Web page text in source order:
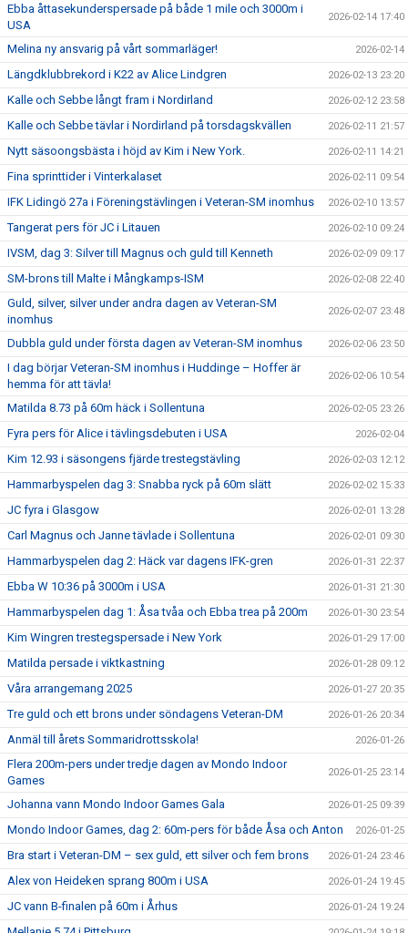
Ebba åttasekunderspersade på både 1 mile och 3000m i
USA
2026-02-14 17:40
Melina ny ansvarig på vårt sommarläger! 2026-02-14
Längdklubbrekord i K22 av Alice Lindgren 2026-02-13 23:20
Kalle och Sebbe långt fram i Nordirland 2026-02-12 23:58
Kalle och Sebbe tävlar i Nordirland på torsdagskvällen 2026-02-11 21:57
Nytt säsoongsbästa i höjd av Kim i New York. 2026-02-11 14:21
Fina sprinttider i Vinterkalaset 2026-02-11 09:54
IFK Lidingö 27a i Föreningstävlingen i Veteran-SM inomhus 2026-02-10 13:57
Tangerat pers för JC i Litauen 2026-02-10 09:24
IVSM, dag 3: Silver till Magnus och guld till Kenneth 2026-02-09 09:17
SM-brons till Malte i Mångkamps-ISM 2026-02-08 22:40
Guld, silver, silver under andra dagen av Veteran-SM
inomhus
2026-02-07 23:48
Dubbla guld under första dagen av Veteran-SM inomhus 2026-02-06 23:50
I dag börjar Veteran-SM inomhus i Huddinge – Hoffer är
hemma för att tävla!
2026-02-06 10:54
Matilda 8.73 på 60m häck i Sollentuna 2026-02-05 23:26
Fyra pers för Alice i tävlingsdebuten i USA 2026-02-04
Kim 12.93 i säsongens fjärde trestegstävling 2026-02-03 12:12
Hammarbyspelen dag 3: Snabba ryck på 60m slätt 2026-02-02 15:33
JC fyra i Glasgow 2026-02-01 13:28
Carl Magnus och Janne tävlade i Sollentuna 2026-02-01 09:30
Hammarbyspelen dag 2: Häck var dagens IFK-gren 2026-01-31 22:37
Ebba W 10:36 på 3000m i USA 2026-01-31 21:30
Hammarbyspelen dag 1: Åsa tvåa och Ebba trea på 200m 2026-01-30 23:54
Kim Wingren trestegspersade i New York 2026-01-29 17:00
Matilda persade i viktkastning 2026-01-28 09:12
Våra arrangemang 2025 2026-01-27 20:35
Tre guld och ett brons under söndagens Veteran-DM 2026-01-26 20:34
Anmäl till årets Sommaridrottsskola! 2026-01-26
Flera 200m-pers under tredje dagen av Mondo Indoor
Games
2026-01-25 23:14
Johanna vann Mondo Indoor Games Gala 2026-01-25 09:39
Mondo Indoor Games, dag 2: 60m-pers för både Åsa och Anton 2026-01-25
Bra start i Veteran-DM – sex guld, ett silver och fem brons 2026-01-24 23:46
Alex von Heideken sprang 800m i USA 2026-01-24 19:45
JC vann B-finalen på 60m i Århus 2026-01-24 19:24